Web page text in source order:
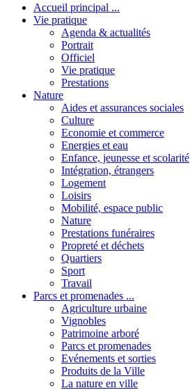
Accueil principal ...
Vie pratique
Agenda & actualités
Portrait
Officiel
Vie pratique
Prestations
Nature
Aides et assurances sociales
Culture
Economie et commerce
Energies et eau
Enfance, jeunesse et scolarité
Intégration, étrangers
Logement
Loisirs
Mobilité, espace public
Nature
Prestations funéraires
Propreté et déchets
Quartiers
Sport
Travail
Parcs et promenades ...
Agriculture urbaine
Vignobles
Patrimoine arboré
Parcs et promenades
Evénements et sorties
Produits de la Ville
La nature en ville